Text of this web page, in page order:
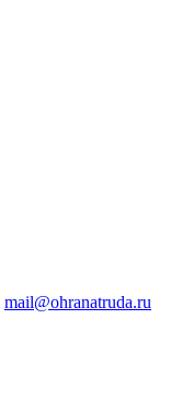
mail@ohranatruda.ru